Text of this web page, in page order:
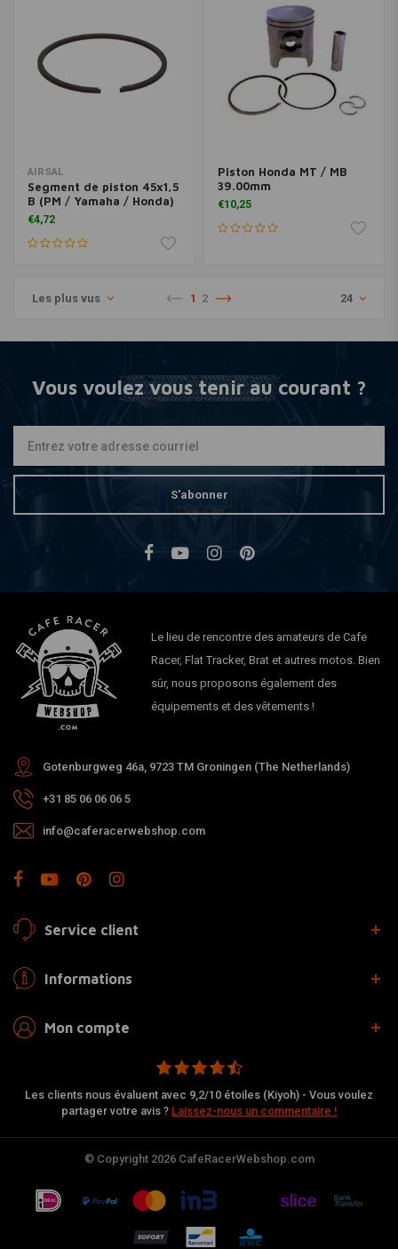
AIRSAL
Segment de piston 45x1,5
B (PM / Yamaha / Honda)
€4,72
Piston Honda MT / MB
39.00mm
€10,25
Les plus vus 1 2 24
Vous voulez vous tenir au courant ?
S'abonner
Le lieu de rencontre des amateurs de Cafe
Racer, Flat Tracker, Brat et autres motos. Bien
sûr, nous proposons également des
équipements et des vêtements !
Gotenburgweg 46a, 9723 TM Groningen (The Netherlands)
+31 85 06 06 06 5
info@caferacerwebshop.com
Service client
Informations
Mon compte
Les clients nous évaluent avec 9,2/10 étoiles (Kiyoh) - Vous voulez
partager votre avis ? Laissez-nous un commentaire !
© Copyright 2026 CafeRacerWebshop.com